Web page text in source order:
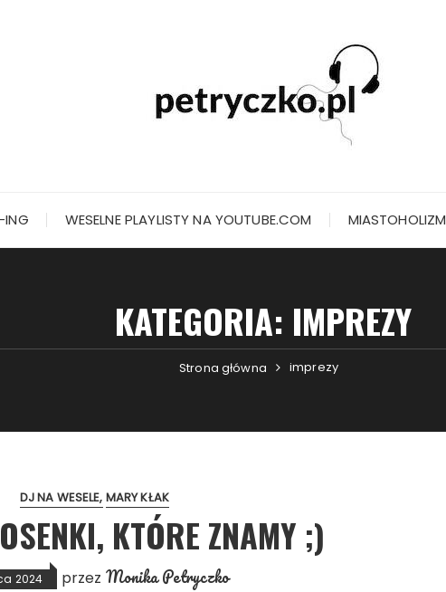
WESELNE PLAYLISTY NA YOUTUBE.COM MIASTOHOLIZM
KATEGORIA: IMPREZY
Strona główna imprezy
DJ NA WESELE MARY KŁAK
KTÓRE ZNAMY ;)
2024 przez Monika Petryczko